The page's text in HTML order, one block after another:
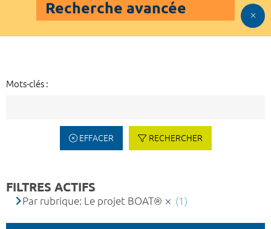
Recherche avancée
Mots-clés :
EFFACER RECHERCHER
FILTRES ACTIFS
Par rubrique: Le projet BOAT® (1)